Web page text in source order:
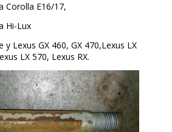
Corolla E16/17,
Hi-Lux
у Lexus GX 460, GX 470,Lexus LX
LX 570, Lexus RX.